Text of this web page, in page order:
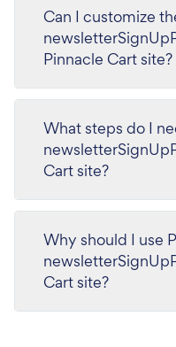
Can I customize
Pinnacle Cart site?
What steps do I
Cart site?
Why should I use
Cart site?